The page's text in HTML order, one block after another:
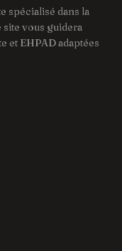
spécialisé dans la
vous guidera
et EHPAD adaptées